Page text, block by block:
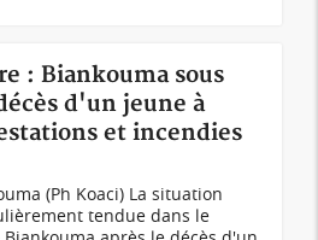
: Biankouma sous
d'un jeune à
et incendies
(Ph Koaci) La situation
tendue dans le